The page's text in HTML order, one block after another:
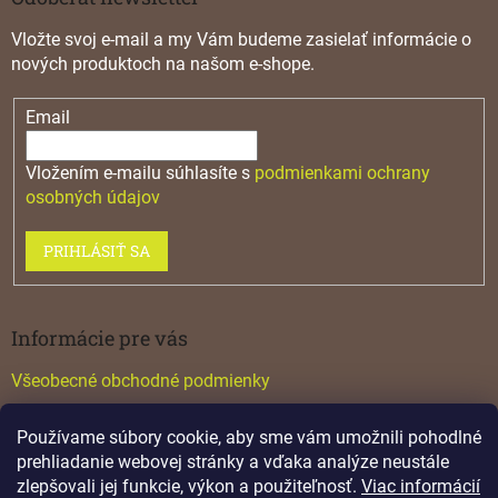
Používame súbory cookie, aby sme vám umožnili pohodlné
prehliadanie webovej stránky a vďaka analýze neustále
zlepšovali jej funkcie, výkon a použiteľnosť. Viac informácií
Vložte svoj e-mail a my Vám budeme zasielať informácie o
nových produktoch na našom e-shope.
Email
Vložením e-mailu súhlasíte s podmienkami ochrany
osobných údajov
PRIHLÁSIŤ SA
Informácie pre vás
Všeobecné obchodné podmienky
Katalógy